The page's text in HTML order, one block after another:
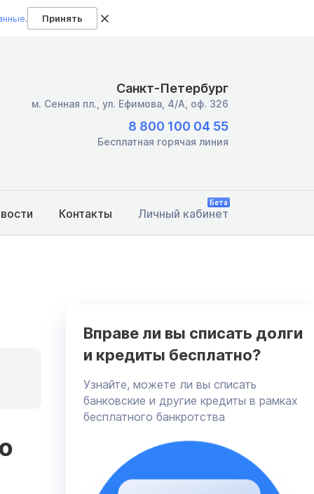
. Принять
Санкт-Петербург
м. Сенная пл., ул. Ефимова, 4/А, оф. 326
8 800 100 04 55
Бесплатная горячая линия
Контакты Личный кабинет
Бета
Вправе ли вы списать долги
и кредиты бесплатно?
Узнайте, можете ли вы списать
банковские и другие кредиты в рамках
бесплатного банкротства